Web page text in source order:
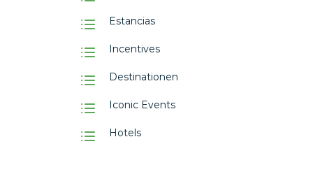
Estancias
Incentives
Destinationen
Iconic Events
Hotels